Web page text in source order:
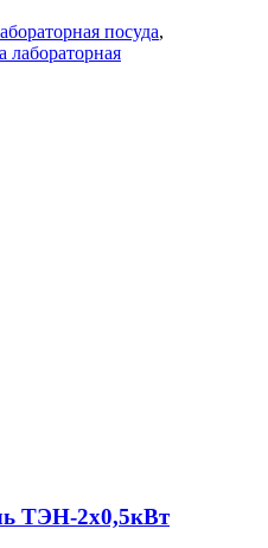
посуда,
лабораторная
ТЭН-2х0,5кВт